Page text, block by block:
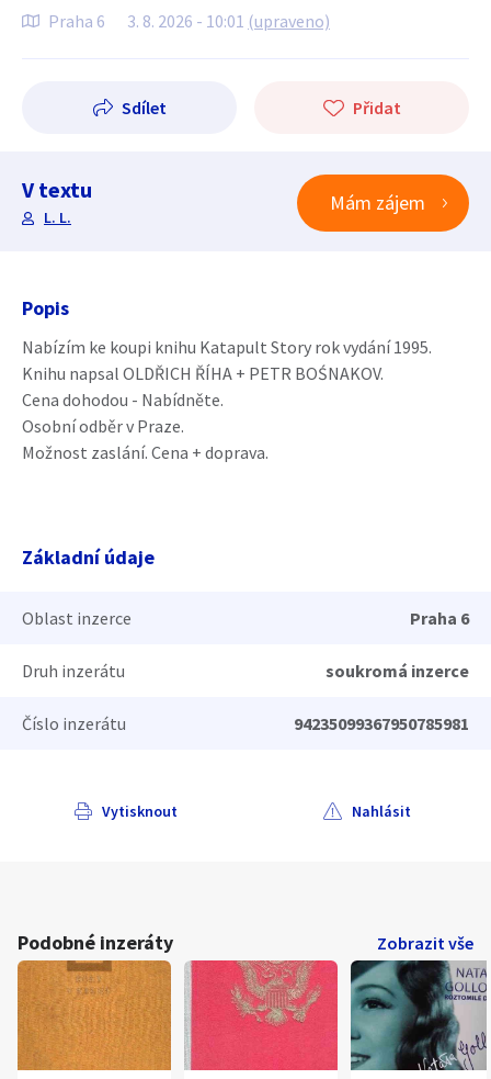
Praha 6 3. 8. 2026 - 10:01 (upraveno)
Sdílet Přidat
V textu
L. L.
Mám zájem
Popis
Nabízím ke koupi knihu Katapult Story rok vydání 1995.
Knihu napsal OLDŘICH ŘÍHA + PETR BOŚNAKOV.
Cena dohodou - Nabídněte.
Osobní odběr v Praze.
Možnost zaslání. Cena + doprava.
Základní údaje
Oblast inzerce Praha 6
Druh inzerátu soukromá inzerce
Číslo inzerátu 94235099367950785981
Vytisknout Nahlásit
Podobné inzeráty Zobrazit vše